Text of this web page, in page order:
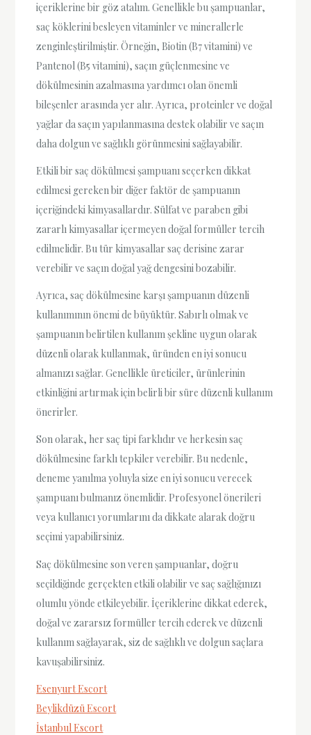
içeriklerine bir göz atalım. Genellikle bu şampuanlar,
saç köklerini besleyen vitaminler ve minerallerle
zenginleştirilmiştir. Örneğin, Biotin (B7 vitamini) ve
Pantenol (B5 vitamini), saçın güçlenmesine ve
dökülmesinin azalmasına yardımcı olan önemli
bileşenler arasında yer alır. Ayrıca, proteinler ve doğal
yağlar da saçın yapılanmasına destek olabilir ve saçın
daha dolgun ve sağlıklı görünmesini sağlayabilir.
Etkili bir saç dökülmesi şampuanı seçerken dikkat
edilmesi gereken bir diğer faktör de şampuanın
içeriğindeki kimyasallardır. Sülfat ve paraben gibi
zararlı kimyasallar içermeyen doğal formüller tercih
edilmelidir. Bu tür kimyasallar saç derisine zarar
verebilir ve saçın doğal yağ dengesini bozabilir.
Ayrıca, saç dökülmesine karşı şampuanın düzenli
kullanımının önemi de büyüktür. Sabırlı olmak ve
şampuanın belirtilen kullanım şekline uygun olarak
düzenli olarak kullanmak, üründen en iyi sonucu
almanızı sağlar. Genellikle üreticiler, ürünlerinin
etkinliğini artırmak için belirli bir süre düzenli kullanım
önerirler.
Son olarak, her saç tipi farklıdır ve herkesin saç
dökülmesine farklı tepkiler verebilir. Bu nedenle,
deneme yanılma yoluyla size en iyi sonucu verecek
şampuanı bulmanız önemlidir. Profesyonel önerileri
veya kullanıcı yorumlarını da dikkate alarak doğru
seçimi yapabilirsiniz.
Saç dökülmesine son veren şampuanlar, doğru
seçildiğinde gerçekten etkili olabilir ve saç sağlığınızı
olumlu yönde etkileyebilir. İçeriklerine dikkat ederek,
doğal ve zararsız formüller tercih ederek ve düzenli
kullanım sağlayarak, siz de sağlıklı ve dolgun saçlara
kavuşabilirsiniz.
Esenyurt Escort
Beylikdüzü Escort
İstanbul Escort